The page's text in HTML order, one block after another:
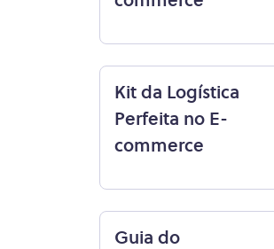
Kit da Logística
Perfeita no E-
commerce
Guia do